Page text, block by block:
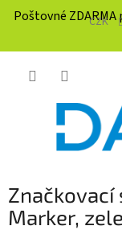
Poštovné ZDARMA
CZK
Značkovací
Marker,